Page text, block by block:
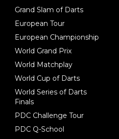
Grand Slam of Darts
European Tour
European Championship
World Grand Prix
World Matchplay
World Cup of Darts
World Series of Darts
Finals
PDC Challenge Tour
PDC Q-School